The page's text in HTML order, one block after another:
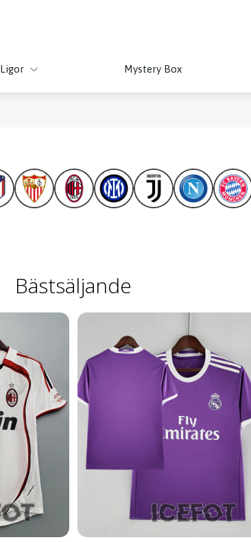
Ligor Mystery Box
MESSI
HENRY
Bästsäljande